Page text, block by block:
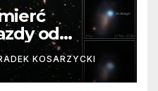
od
Niezwykle
KOSARZYCKI